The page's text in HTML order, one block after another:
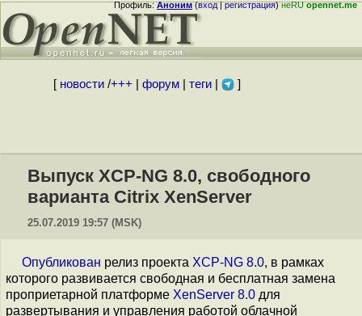
Профиль:Аноним(вход|регистрация)неRUopennet.me
[ новости/+++ форум| теги| ]
Выпуск XCP-NG 8.0, свободного
варианта Citrix XenServer
25.07.2019 19:57 (MSK)
Опубликован релиз проекта XCP-NG 8.0, в рамках
которого развивается свободная и бесплатная замена
проприетарной платформе XenServer 8.0 для
развертывания и управления работой облачной